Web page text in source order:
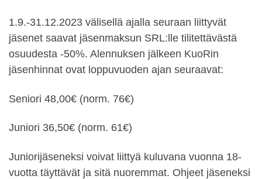
1.9.-31.12.2023 välisellä ajalla seuraan liittyvät
jäsenet saavat jäsenmaksun SRL:lle tilitettävästä
osuudesta -50%. Alennuksen jälkeen KuoRin
jäsenhinnat ovat loppuvuoden ajan seuraavat:
Seniori 48,00€ (norm. 76€)
Juniori 36,50€ (norm. 61€)
Juniorijäseneksi voivat liittyä kuluvana vuonna 18-
vuotta täyttävät ja sitä nuoremmat. Ohjeet jäseneksi